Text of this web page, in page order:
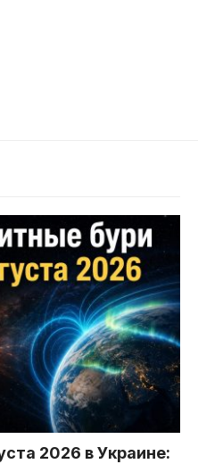
2026 в Украине: